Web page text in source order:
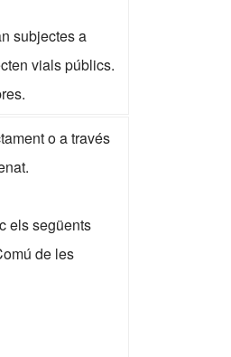
subjectes a
vials públics.
o a través
els següents
de les